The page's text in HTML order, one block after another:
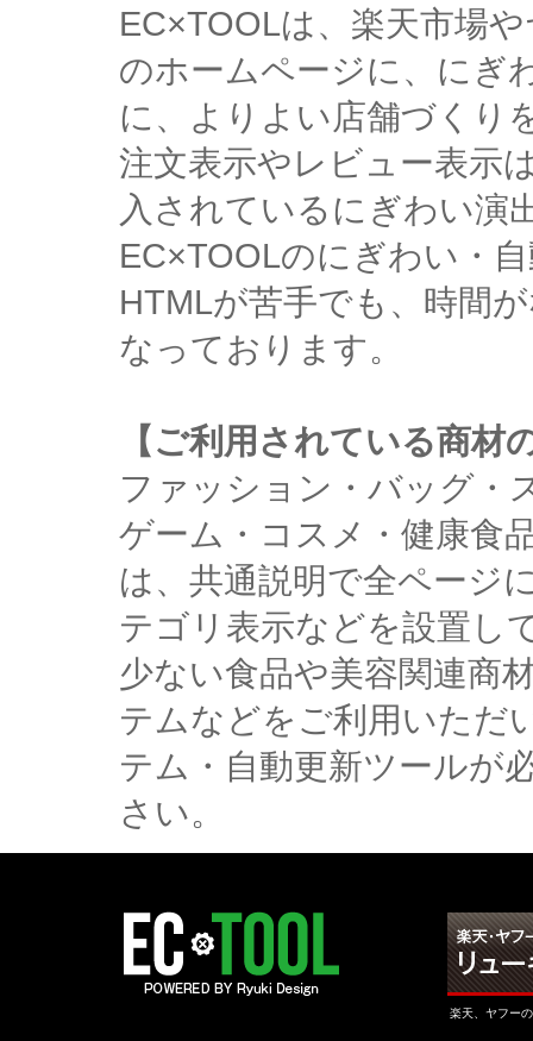
EC×TOOLは、楽天市場
のホームページに、にぎ
に、よりよい店舗づくり
注文表示やレビュー表示
入されているにぎわい演
EC×TOOLのにぎわい・
HTMLが苦手でも、時間
なっております。
【ご利用されている商材
ファッション・バッグ・
ゲーム・コスメ・健康食
は、共通説明で全ページ
テゴリ表示などを設置し
少ない食品や美容関連商
テムなどをご利用いただ
テム・自動更新ツールが
さい。
楽天、ヤフー